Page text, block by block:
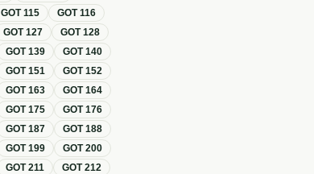
GOT115 GOT116
GOT127 GOT128
GOT139 GOT140
GOT151 GOT152
GOT163 GOT164
GOT175 GOT176
GOT187 GOT188
GOT199 GOT200
GOT211 GOT212